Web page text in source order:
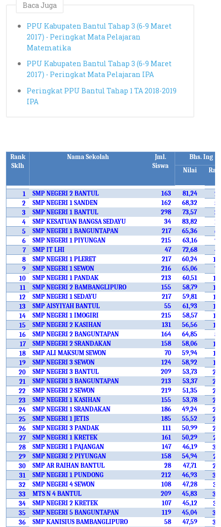
Baca Juga
PPU Kabupaten Bantul Tahap 3 (6-9 Maret
2017) - Peringkat Mata Pelajaran
Matematika
PPU Kabupaten Bantul Tahap 3 (6-9 Maret
2017) - Peringkat Mata Pelajaran IPA
Peringkat PPU Bantul Tahap 1 TA 2018-2019
IPA
Rank
Sklh
Nama Sekolah
Jml.
Siswa
Bhs. Ing
Nilai
1 SMP NEGERI 2 BANTUL 163 81,24
2
2
SMP NEGERI 1 SANDEN 162 68,32
5
3
SMP NEGERI 1 BANTUL 298 73,57
3
4
SMP KESATUAN BANGSA SEDAYU 34 83,82
1
5
SMP NEGERI 1 BANGUNTAPAN 217 65,36
6
6
SMP NEGERI 1 PIYUNGAN 215 63,16
9
7
SMP IT LHI 47 72,68
4
8
SMP NEGERI 1 PLERET 217 60,24
12
9
SMP NEGERI 1 SEWON 216 65,06
7
10
SMP NEGERI 1 PANDAK 213 60,51
11
11
SMP NEGERI 2 BAMBANGLIPURO 155 58,79
16
12
SMP NEGERI 1 SEDAYU 217 59,81
14
13
SMP AISYIYAH BANTUL 55 61,93
10
14
SMP NEGERI 1 IMOGIRI 215 58,57
17
15
SMP NEGERI 2 KASIHAN 131 56,56
19
16
SMP NEGERI 2 BANGUNTAPAN 164 64,85
8
17
SMP NEGERI 2 SRANDAKAN 158 58,06
18
18
SMP ALI MAKSUM SEWON 70 59,94
13
19
SMP NEGERI 3 SEWON 124 58,92
15
20
SMP NEGERI 3 BANTUL 209 53,73
23
21
SMP NEGERI 3 BANGUNTAPAN 213 53,37
24
22
SMP NEGERI 2 SEWON 219 51,35
25
23
SMP NEGERI 1 KASIHAN 155 53,78
22
24
SMP NEGERI 1 SRANDAKAN 186 49,24
28
25
SMP NEGERI 1 JETIS 185 55,52
20
26
SMP NEGERI 3 PANDAK 111 50,99
26
27
SMP NEGERI 1 KRETEK 161 50,29
27
28
SMP NEGERI 1 PAJANGAN 147 46,19
34
29
SMP NEGERI 2 PIYUNGAN 158 54,94
21
30
SMP AR RAIHAN BANTUL 28 47,71
29
31
SMP NEGERI 1 PUNDONG 212 46,93
32
32
SMP NEGERI 4 SEWON 108 47,28
31
33
MTS N 4 BANTUL 209 45,83
36
34
SMP NEGERI 2 KRETEK 107 45,12
37
35
SMP NEGERI 5 BANGUNTAPAN 119 45,04
38
36
SMP KANISIUS BAMBANGLIPURO 58 47,59
30